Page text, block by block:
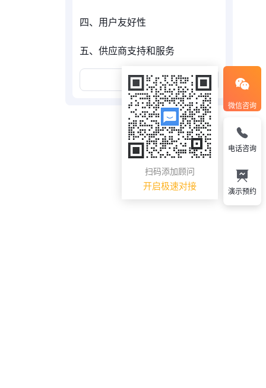
四、用户友好性
五、供应商支持和服务
展开更多
微信咨询
扫码添加顾问
开启极速对接
电话咨询
演示预约